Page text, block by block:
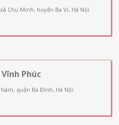
Chu Minh, huyện Ba Vì, Hà Nội
Phúc
quận Ba Đình, Hà Nội